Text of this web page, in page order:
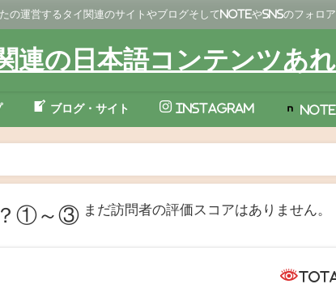
の運営するタイ関連のサイトやブログそしてNoteやSNSのフォロ
連の日本語コンテンツあ
ブログ・サイト Instagram Note
？①～③ まだ訪問者の評価スコアはありません。